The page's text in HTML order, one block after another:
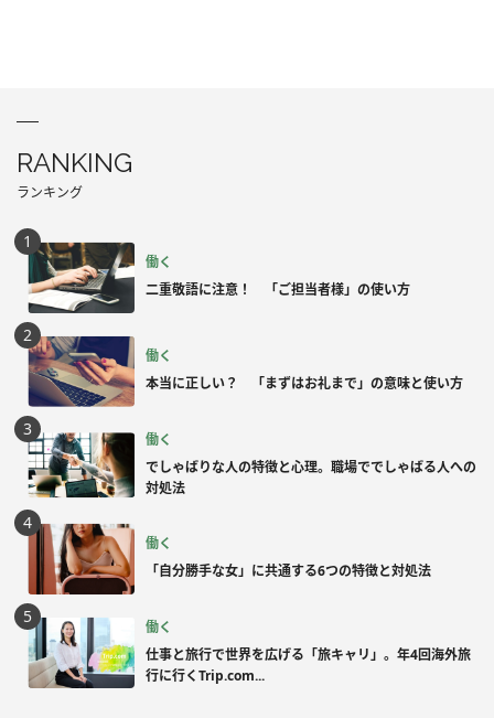
RANKING
ランキング
働く
二重敬語に注意！ 「ご担当者様」の使い方
働く
本当に正しい？ 「まずはお礼まで」の意味と使い方
働く
でしゃばりな人の特徴と心理。職場ででしゃばる人への
対処法
働く
「自分勝手な女」に共通する6つの特徴と対処法
働く
仕事と旅行で世界を広げる「旅キャリ」。年4回海外旅
行に行くTrip.com...